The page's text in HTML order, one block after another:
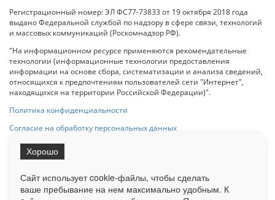
Регистрационный номер: ЭЛ ФС77-73833 от 19 октября 2018 года
выдано Федеральной службой по надзору в сфере связи, технологий
и массовых коммуникаций (Роскомнадзор РФ).
"На информационном ресурсе применяются рекомендательные
технологии (информационные технологии предоставления
информации на основе сбора, систематизации и анализа сведений,
относящихся к предпочтениям пользователей сети "Интернет",
находящихся на территории Российской Федерации)".
Политика конфиденциальности
Согласие на обработку персональных данных
на Сетевое издание «ОрелТаймс» обязательна.
Сайт использует cookie-файлы, чтобы сделать
ваше пребывание на нем максимально удобным. К
Хорошо